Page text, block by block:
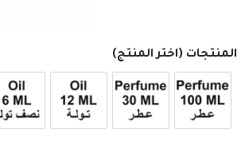
المنتجات (اختر المنتج)
عطر 100ml عطر 30ml 12ml زيت تولة 6ml زيت نصف تولة